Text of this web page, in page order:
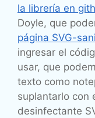
la librería en
Doyle, que
página SVG-
ingresar el
usar, que
texto como
suplantarlo con
desinfectante